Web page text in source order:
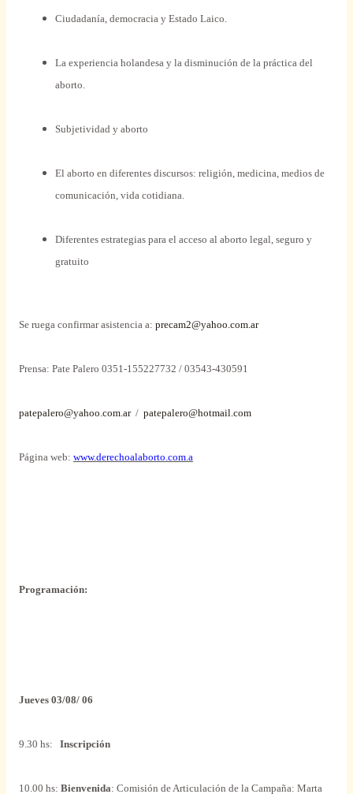
Ciudadanía, democracia y Estado Laico.
La experiencia holandesa y la disminución de la práctica del
aborto.
Subjetividad y aborto
El aborto en diferentes discursos: religión, medicina, medios de
comunicación, vida cotidiana.
Diferentes estrategias para el acceso al aborto legal, seguro y
gratuito
Se ruega confirmar asistencia a: precam2@yahoo.com.ar
Prensa: Pate Palero 0351-155227732 / 03543-430591
patepalero@yahoo.com.ar / patepalero@hotmail.com
Página web: www.derechoalaborto.com.a
Programación:
Jueves 03/08/ 06
9.30 hs: Inscripción
10.00 hs: Bienvenida: Comisión de Articulación de la Campaña: Marta